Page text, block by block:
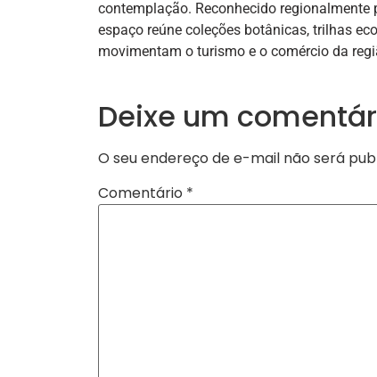
contemplação. Reconhecido
espaço reúne coleções botânicas, trilhas
movimentam o turismo e o comércio da
Deixe um
O seu endereço de e-mail não será
Comentário *